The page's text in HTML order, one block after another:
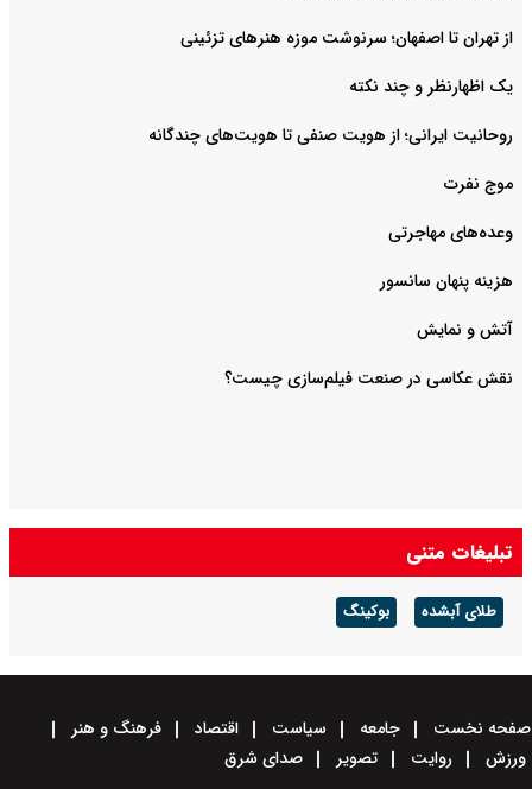
از تهران تا اصفهان؛ سرنوشت موزه هنرهای تزئینی
یک اظهارنظر و چند نکته
روحانیت ایرانی؛ از هویت صنفی تا هویت‌های چندگانه
موج نفرت
وعده‌های مهاجرتی
هزینه پنهان سانسور
آتش و نمایش
تبلیغات متنی
طلای آبشده بوکینگ
صفحه نخست جامعه سیاست اقتصاد
فرهنگ و هنر
ورزش
روایت تصویر صدای شرق